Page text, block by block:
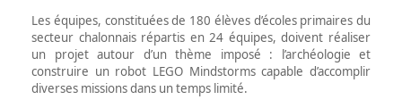
Les équipes, constituées de 180 élèves d’écoles primaires du
secteur chalonnais répartis en 24 équipes, doivent réaliser
un projet autour d’un thème imposé : l’archéologie et
construire un robot LEGO Mindstorms capable d’accomplir
diverses missions dans un temps limité.